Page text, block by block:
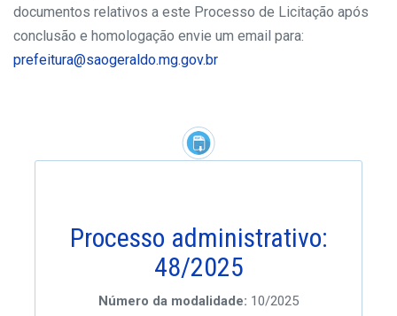
documentos relativos a este Processo de Licitação após
conclusão e homologação envie um email para:
prefeitura@saogeraldo.mg.gov.br
Processo administrativo:
48/2025
Número da modalidade: 10/2025